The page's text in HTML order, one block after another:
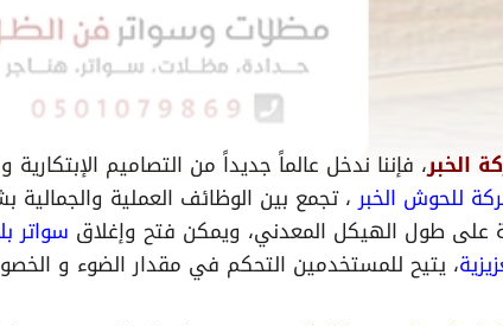
الخبر، فإننا ندخل عالماً جديداً من التصاميم
للحوش الخبر، تجمع بين الوظائف العملية والجمالية
على طول الهيكل المعدني، ويمكن فتح وإغلاق سواتر
، يتيح للمستخدمين التحكم في مقدار الضوء و